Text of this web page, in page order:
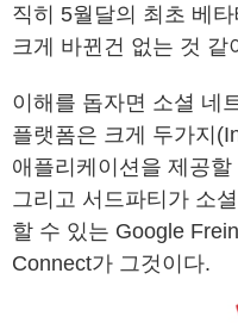
직히 5월달의 최초 베
크게 바뀐건 없는 것 같
이해를 돕자면 소셜 네
플랫폼은 크게 두가지
애플리케이션을 제공
그리고 서드파티가 소
할 수 있는 Google
Connect가 그것이다.